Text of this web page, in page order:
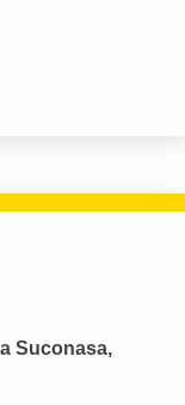
Suconasa,